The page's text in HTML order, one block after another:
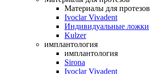
Материалы для протезов
Ivoclar Vivadent
Индивидуальные ложки
Kulzer
имплантология
имплантология
Sirona
Ivoclar Vivadent